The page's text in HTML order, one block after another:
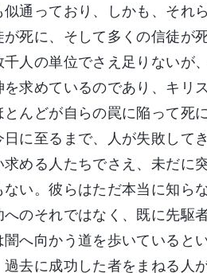
似通っており、しかも、それ
が死に、そして多くの信徒が
千人の単位でさえ足りないが
求めているのであり、キリ
とんどが自らの罠に陥って死
日に至るまで、人が失敗して
求める人たちでさえ、未だに
ない。彼らはただ本当に知ら
のそれではなく、既に先駆
闇へ向かう道を歩いていると
過去に成功した者をまねる人